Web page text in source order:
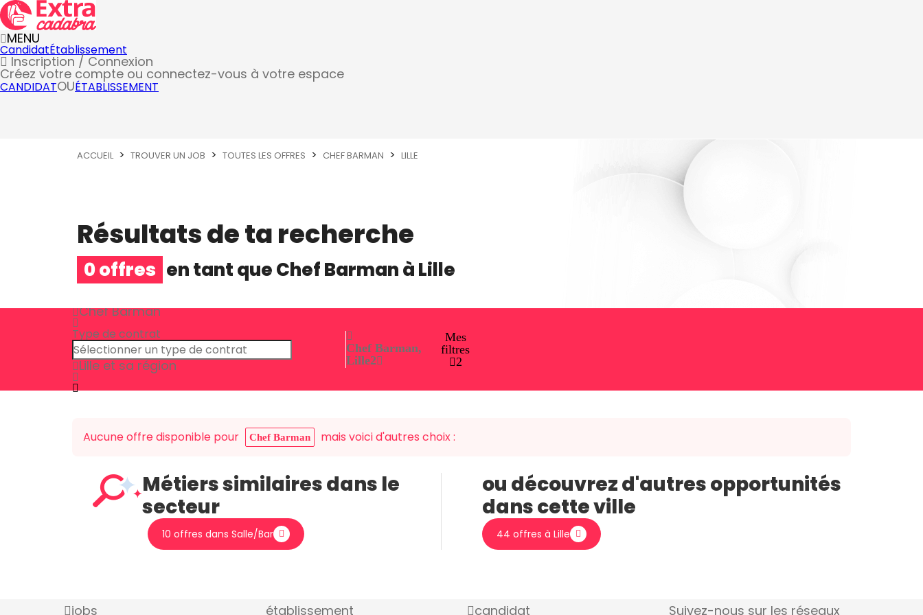
MENU
CandidatÉtablissement
Inscription / Connexion
Créez votre compte ou connectez-vous à votre espace
CANDIDATOUÉTABLISSEMENT
ACCUEIL TROUVER UN JOB TOUTES LES OFFRES CHEF BARMAN LILLE
Résultats de ta recherche
0 offres en tant queChef BarmanàLille
Chef Barman
Type de contrat
Lille et sa région
Chef Barman,
Lille2
Mes
filtres
2
Aucune offre disponible pour Chef Barman mais voici d'autres choix :
Métiers similaires dans le
secteur
10 offres dans Salle/Bar
ou découvrez d'autres opportunités
dans cette ville
44 offres à Lille
jobs établissement candidat Suivez-nous sur les réseaux